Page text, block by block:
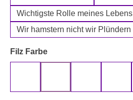
Wichtigste Rolle meines Lebens
Wir hamstern nicht wir Plündern
Filz Farbeauswählen